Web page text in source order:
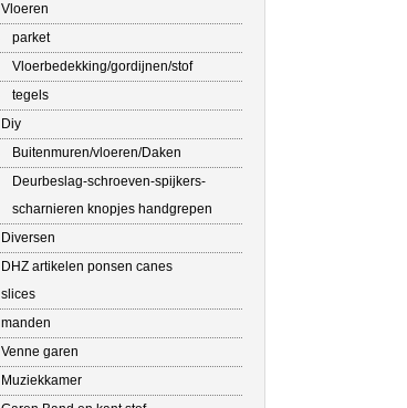
Vloeren
parket
Vloerbedekking/gordijnen/stof
tegels
Diy
Buitenmuren/vloeren/Daken
Deurbeslag-schroeven-spijkers-
scharnieren knopjes handgrepen
Diversen
DHZ artikelen ponsen canes
slices
manden
Venne garen
Muziekkamer